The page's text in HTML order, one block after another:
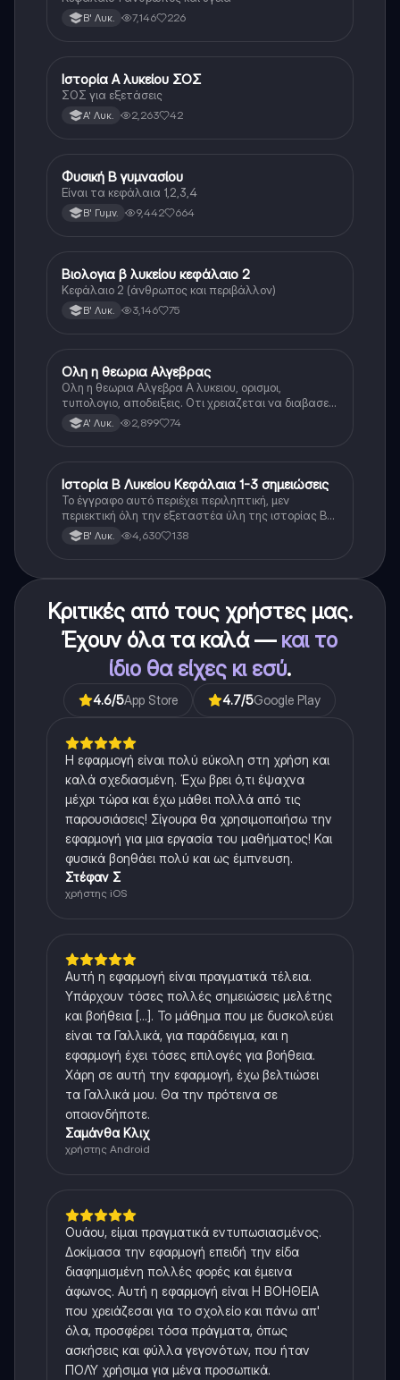
Β' Λυκ. 7,146 226
Ιστορία
Ιστορία Α λυκείου ΣΟΣ
ΣΟΣ για εξετάσεις
Α' Λυκ. 2,263 42
Φυσική
Φυσική Β γυμνασίου
Είναι τα κεφάλαια 1,2,3,4
Β' Γυμν. 9,442 664
Βιολογία
Βιολογια β λυκείου κεφάλαιο 2
Κεφάλαιο 2 (άνθρωπος και περιβάλλον)
Β' Λυκ. 3,146 75
Μαθηματικά
Ολη η θεωρια Αλγεβρας
Ολη η θεωρια Αλγεβρα Α λυκειου, ορισμοι,
τυπολογιο, αποδειξεις. Οτι χρειαζεται να διαβασεις
για το θεωρητικο κομματι της αλγεβρας.
Α' Λυκ. 2,899 74
Ιστορία
Ιστορία Β Λυκείου Κεφάλαια 1-3 σημειώσεις
Το έγγραφο αυτό περιέχει περιληπτική, μεν
περιεκτική όλη την εξεταστέα ύλη της ιστορίας Β
λυκείου για τα πρώτα 3 Κεφάλαια, δηλαδή την
μισή ύλη. Το έγγραφο έχει γραφτεί με προσοχή και
Β' Λυκ. 4,630 138
Κριτικές από τους χρήστες μας.
Έχουν όλα τα καλά — και το
ίδιο θα είχες κι εσύ.
4.6/5App Store 4.7/5Google Play
Η εφαρμογή είναι πολύ εύκολη στη χρήση και
καλά σχεδιασμένη. Έχω βρει ό,τι έψαχνα
μέχρι τώρα και έχω μάθει πολλά από τις
παρουσιάσεις! Σίγουρα θα χρησιμοποιήσω την
εφαρμογή για μια εργασία του μαθήματος! Και
φυσικά βοηθάει πολύ και ως έμπνευση.
Στέφαν Σ
χρήστης iOS
Αυτή η εφαρμογή είναι πραγματικά τέλεια.
Υπάρχουν τόσες πολλές σημειώσεις μελέτης
και βοήθεια [...]. Το μάθημα που με δυσκολεύει
είναι τα Γαλλικά, για παράδειγμα, και η
εφαρμογή έχει τόσες επιλογές για βοήθεια.
Χάρη σε αυτή την εφαρμογή, έχω βελτιώσει
τα Γαλλικά μου. Θα την πρότεινα σε
οποιονδήποτε.
Σαμάνθα Κλιχ
χρήστης Android
Ουάου, είμαι πραγματικά εντυπωσιασμένος.
Δοκίμασα την εφαρμογή επειδή την είδα
διαφημισμένη πολλές φορές και έμεινα
άφωνος. Αυτή η εφαρμογή είναι Η ΒΟΗΘΕΙΑ
που χρειάζεσαι για το σχολείο και πάνω απ'
όλα, προσφέρει τόσα πράγματα, όπως
ασκήσεις και φύλλα γεγονότων, που ήταν
ΠΟΛΥ χρήσιμα για μένα προσωπικά.